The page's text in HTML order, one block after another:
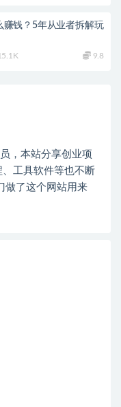
赚钱？5年从业者拆解玩
9.8
，本站分享创业项
工具软件等也不断
做了这个网站用来